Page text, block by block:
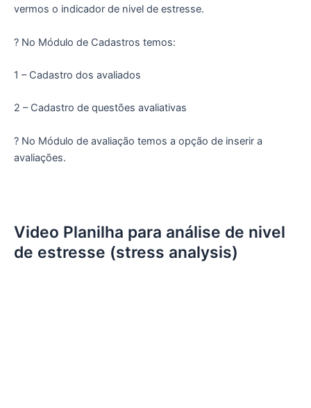
vermos o indicador de nivel de estresse.
? No Módulo de Cadastros temos:
1 – Cadastro dos avaliados
2 – Cadastro de questões avaliativas
? No Módulo de avaliação temos a opção de inserir a
avaliações.
Video Planilha para análise de nivel
de estresse (stress analysis)